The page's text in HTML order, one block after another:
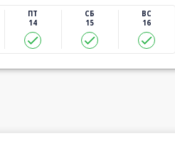
ПТ
14
СБ
15
ВС
16